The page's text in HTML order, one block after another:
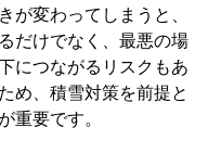
が変わってしまうと、
だけでなく、最悪の場
につながるリスクもあ
め、積雪対策を前提と
重要です。